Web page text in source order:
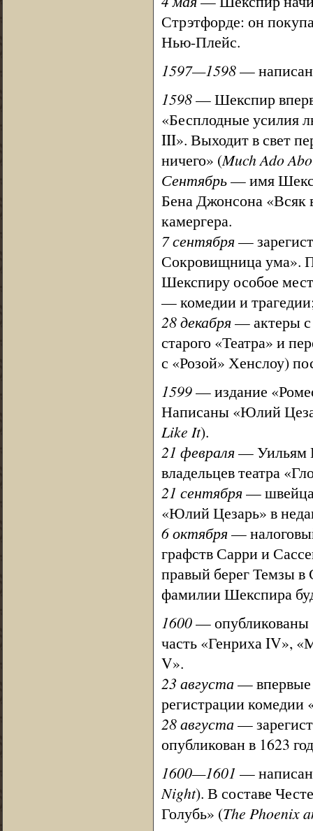
Стрэтфорде: он
Нью-Плейс.
1597—1598—
1598— Шекспир
«Бесплодные усилия
III». Выходит в свет
ничего» (Much Ado
Сентябрь— имя
Бена Джонсона «Всяк
камергера.
7 сентября—
Сокровищница ума».
Шекспиру особое
— комедии и
28 декабря— актеры с
старого «Театра» и
с «Розой» Хенслоу)
1599— издание
Написаны «Юлий
Like It).
21 февраля— Уильям
владельцев театра
21 сентября—
«Юлий Цезарь» в
6 октября—
графств Сарри и
правый берег Темзы в
фамилии Шекспира
1600— опубликованы
часть «Генриха IV»,
V».
23 августа — впервые
регистрации
28 августа —
опубликован в 1623
1600—1601 —
Night). В составе
Голубь» (The Phoenix